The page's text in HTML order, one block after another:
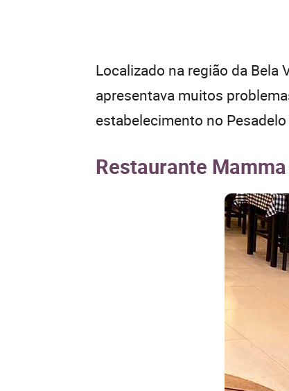
Localizado na região da Bela
apresentava muitos
estabelecimento no
Restaurante